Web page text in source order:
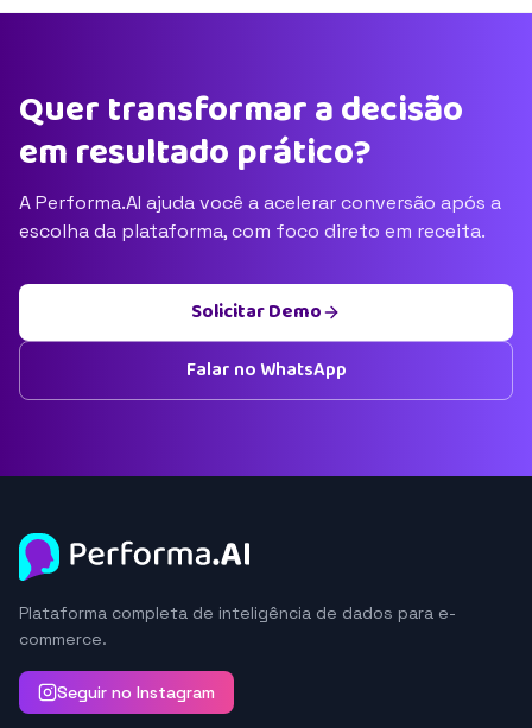
Quer transformar a decisão
em resultado prático?
A Performa.AI ajuda você a acelerar conversão após a
escolha da plataforma, com foco direto em receita.
Solicitar Demo
Falar no WhatsApp
Plataforma completa de inteligência de dados para e-
commerce.
Seguir no Instagram